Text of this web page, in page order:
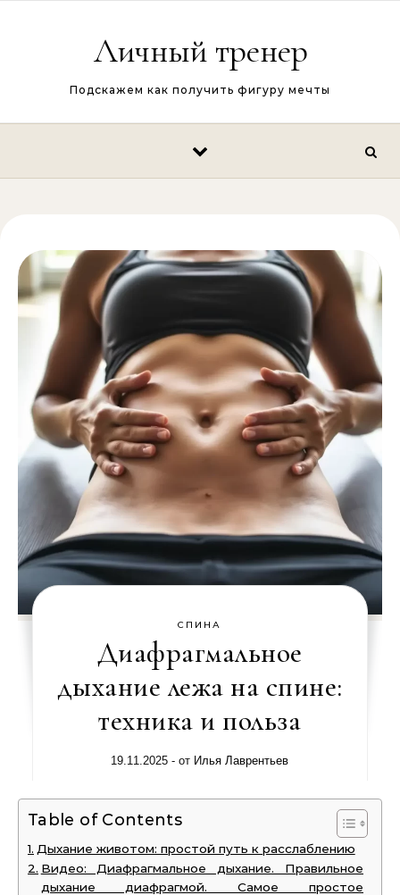
Личный тренер
Подскажем как получить фигуру мечты
СПИНА
Диафрагмальное
дыхание лежа на спине:
техника и польза
19.11.2025 - от Илья Лаврентьев
Table of Contents
Дыхание животом: простой путь к расслаблению
Видео: Диафрагмальное дыхание. Правильное
дыхание диафрагмой. Самое простое